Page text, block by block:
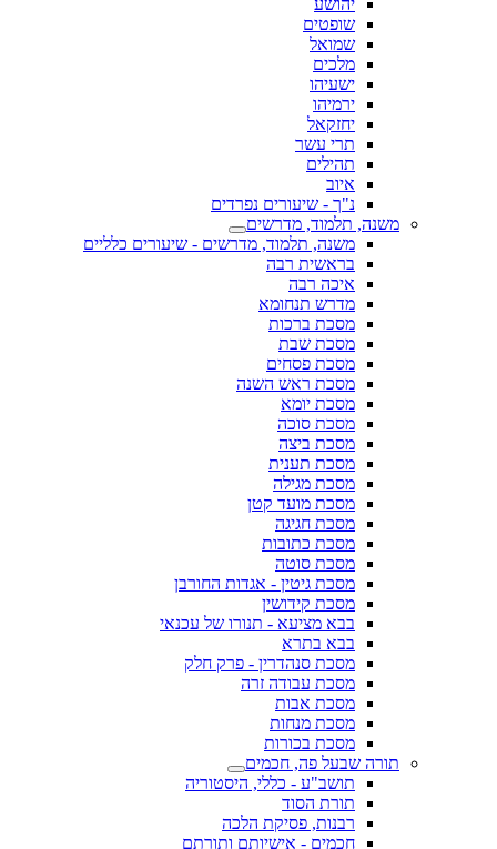
יהושע
שופטים
שמואל
מלכים
ישעיהו
ירמיהו
יחזקאל
תרי עשר
תהילים
איוב
נ"ך - שיעורים נפרדים
משנה, תלמוד, מדרשים
משנה, תלמוד, מדרשים - שיעורים כלליים
בראשית רבה
איכה רבה
מדרש תנחומא
מסכת ברכות
מסכת שבת
מסכת פסחים
מסכת ראש השנה
מסכת יומא
מסכת סוכה
מסכת ביצה
מסכת תענית
מסכת מגילה
מסכת מועד קטן
מסכת חגיגה
מסכת כתובות
מסכת סוטה
מסכת גיטין - אגדות החורבן
מסכת קידושין
בבא מציעא - תנורו של עכנאי
בבא בתרא
מסכת סנהדרין - פרק חלק
מסכת עבודה זרה
מסכת אבות
מסכת מנחות
מסכת בכורות
תורה שבעל פה, חכמים
תושב"ע - כללי, היסטוריה
תורת הסוד
רבנות, פסיקת הלכה
חכמים - אישיותם ותורתם